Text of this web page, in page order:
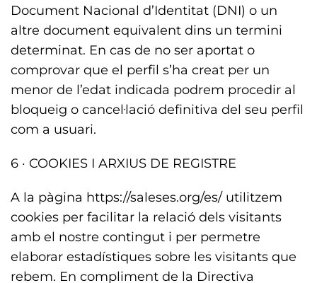
Document Nacional d’Identitat (DNI) o un
altre document equivalent dins un termini
determinat. En cas de no ser aportat o
comprovar que el perfil s’ha creat per un
menor de l’edat indicada podrem procedir al
bloqueig o cancel·lació definitiva del seu perfil
com a usuari.
6 · COOKIES I ARXIUS DE REGISTRE
A la pàgina https://saleses.org/es/ utilitzem
cookies per facilitar la relació dels visitants
amb el nostre contingut i per permetre
elaborar estadístiques sobre les visitants que
rebem. En compliment de la Directiva